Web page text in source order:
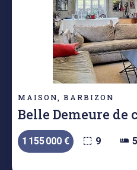
MAISON, BARBIZON
Belle Demeure de
1 155 000 € 9 5